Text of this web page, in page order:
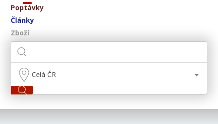
Poptávky
Články
Zboží
Celá ČR